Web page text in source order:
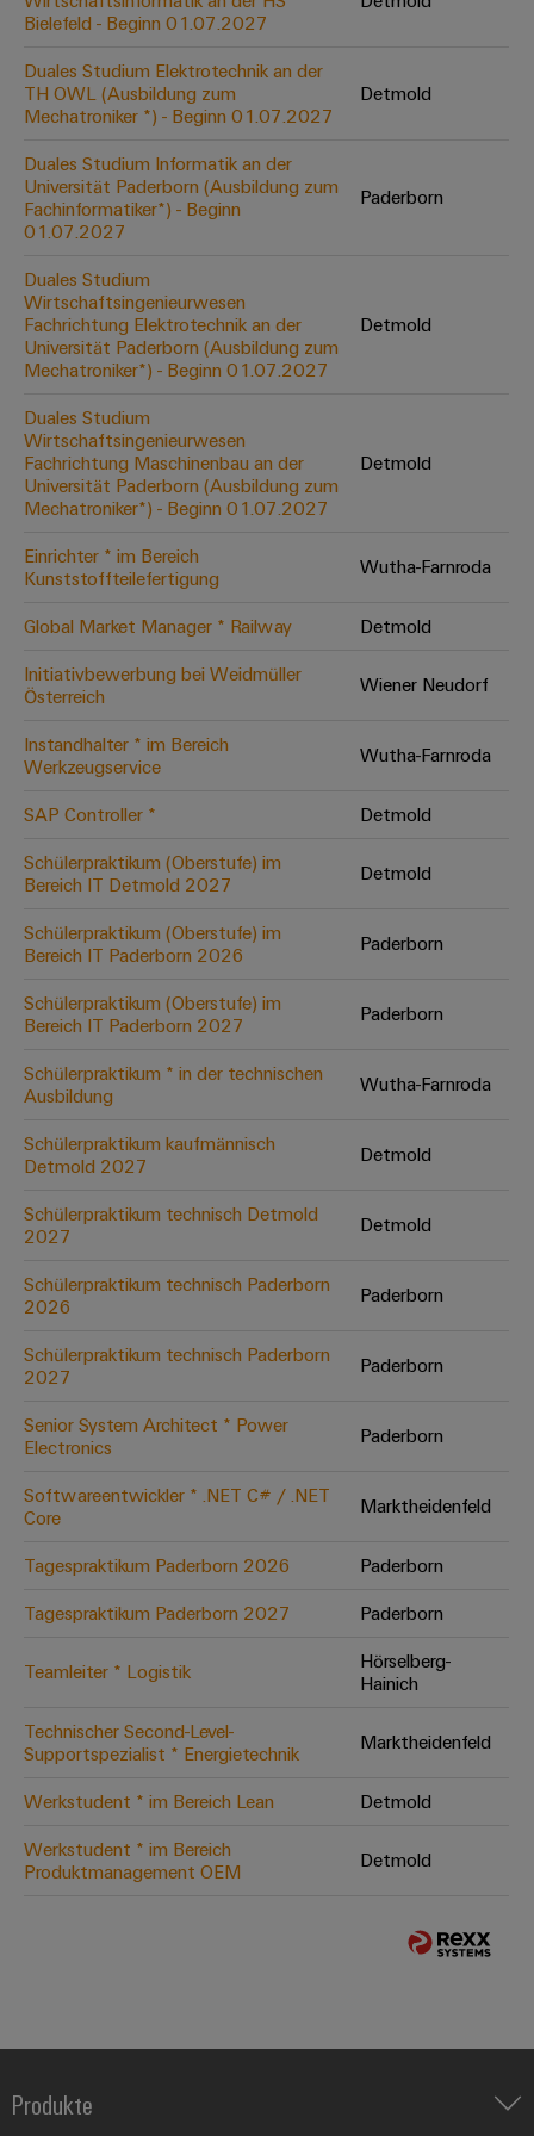
Abwasseraufbereitung
für
die
Wasser-
Abwasserindustrie
Wasserstoff
Wasserstoff
Schlüsseltechnologie
für
die
Energiewende
Effizienter
Betrieb
von
Windparks
Werkzeuge
Automaten
Software
Markierer
Industriedrucker
Cabinet
Infrastructure
Assemblierungsservice
Bestückte
Klemmenleisten
Modifizierte
und
bestückte
Kundenspezifische
Kabelkonfektionierung
Praxisnahe
Unsere Neuheiten
im Bereich
Digital
neuen Niveau
schnell
Bielefeld - Beginn 01.07.2027
Duales Studium Elektrotechnik an der
TH OWL (Ausbildung zum
Mechatroniker *) - Beginn 01.07.2027
Detmold
Duales Studium Informatik an der
Universität Paderborn (Ausbildung zum
Fachinformatiker*) - Beginn
01.07.2027
Paderborn
Duales Studium
Wirtschaftsingenieurwesen
Fachrichtung Elektrotechnik an der
Universität Paderborn (Ausbildung zum
Mechatroniker*) - Beginn 01.07.2027
Detmold
Duales Studium
Wirtschaftsingenieurwesen
Fachrichtung Maschinenbau an der
Universität Paderborn (Ausbildung zum
Mechatroniker*) - Beginn 01.07.2027
Detmold
Einrichter * im Bereich
Kunststoffteilefertigung
Wutha-Farnroda
Global Market Manager * Railway
Detmold
Initiativbewerbung bei Weidmüller
Österreich
Wiener Neudorf
Instandhalter * im Bereich
Werkzeugservice
Wutha-Farnroda
SAP Controller *
Detmold
Schülerpraktikum (Oberstufe) im
Bereich IT Detmold 2027
Detmold
Schülerpraktikum (Oberstufe) im
Bereich IT Paderborn 2026
Paderborn
Schülerpraktikum (Oberstufe) im
Bereich IT Paderborn 2027
Paderborn
Schülerpraktikum * in der technischen
Ausbildung
Wutha-Farnroda
Schülerpraktikum kaufmännisch
Detmold 2027
Detmold
Schülerpraktikum technisch Detmold
2027
Detmold
Schülerpraktikum technisch Paderborn
2026
Paderborn
Schülerpraktikum technisch Paderborn
2027
Paderborn
Senior System Architect * Power
Electronics
Paderborn
Softwareentwickler * .NET C# / .NET
Core
Marktheidenfeld
Tagespraktikum Paderborn 2026
Paderborn
Tagespraktikum Paderborn 2027
Paderborn
Teamleiter * Logistik
Hörselberg-
Hainich
Technischer Second-Level-
Supportspezialist * Energietechnik
Marktheidenfeld
Werkstudent * im Bereich Lean
Detmold
Werkstudent * im Bereich
Produktmanagement OEM
Detmold
Produkte